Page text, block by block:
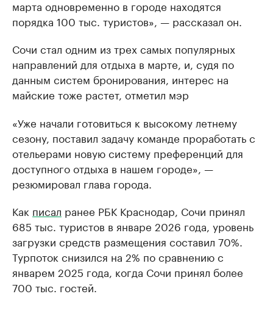
марта одновременно в городе находятся
порядка 100 тыс. туристов», — рассказал он.
Сочи стал одним из трех самых популярных
направлений для отдыха в марте, и, судя по
данным систем бронирования, интерес на
майские тоже растет, отметил мэр
«Уже начали готовиться к высокому летнему
сезону, поставил задачу команде проработать с
отельерами новую систему преференций для
доступного отдыха в нашем городе», —
резюмировал глава города.
Как писал ранее РБК Краснодар, Сочи принял
685 тыс. туристов в январе 2026 года, уровень
загрузки средств размещения составил 70%.
Турпоток снизился на 2% по сравнению с
январем 2025 года, когда Сочи принял более
700 тыс. гостей.